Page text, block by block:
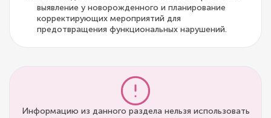
выявление у новорожденного и планирование
корректирующих мероприятий для
предотвращения функциональных нарушений.
Информацию из данного раздела нельзя использовать